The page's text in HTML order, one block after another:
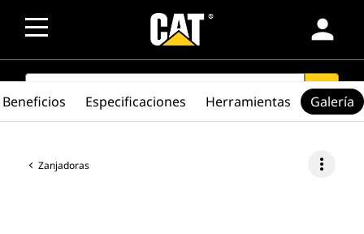
person
SEARCH search
Zanjadoras more_vert
Beneficios Especificaciones Herramientas Galería